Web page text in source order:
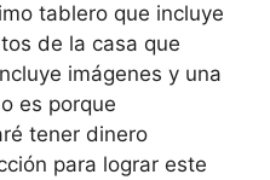
tablero que incluye
de la casa que
imágenes y una
es porque
tener dinero
para lograr este